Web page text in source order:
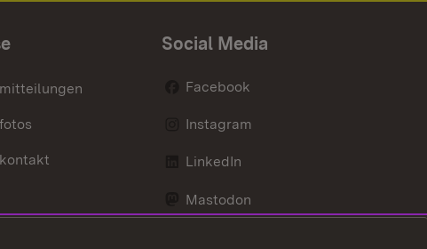
Social Media
Facebook
Instagram
LinkedIn
Mastodon